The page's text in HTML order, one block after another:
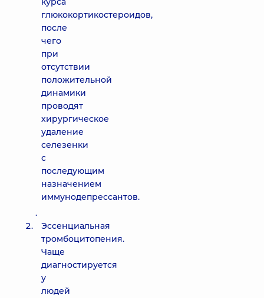
глюкокортикостероидов,
после
чего
при
отсутствии
положительной
динамики
проводят
хирургическое
удаление
селезенки
с
последующим
назначением
иммунодепрессантов.
.
Эссенциальная
тромбоцитопения.
Чаще
диагностируется
у
людей